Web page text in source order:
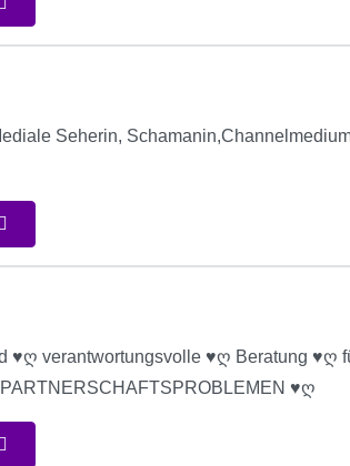
Seherin,
♥ღ verantwortungsvolle ♥ღ Beratung ♥ღ
♥ღ